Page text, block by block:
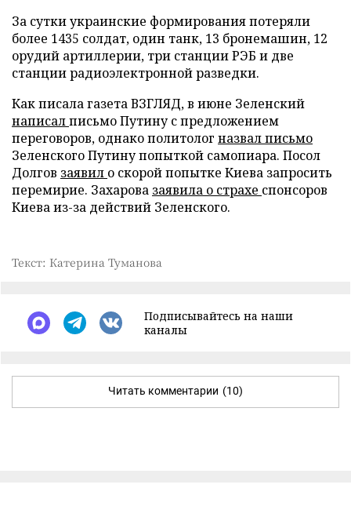
За сутки украинские формирования потеряли
более 1435 солдат, один танк, 13 бронемашин, 12
орудий артиллерии, три станции РЭБ и две
станции радиоэлектронной разведки.
Как писала газета ВЗГЛЯД, в июне Зеленский
написалписьмо Путину с предложением
переговоров, однако политолог назвал письмо
Зеленского Путину попыткой самопиара. Посол
Долгов заявил о скорой попытке Киева запросить
перемирие. Захарова заявила о страхе спонсоров
Киева из-за действий Зеленского.
Текст: Катерина Туманова
Подписывайтесь на наши
каналы
Читать комментарии (10)